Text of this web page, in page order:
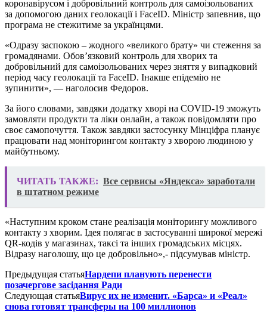
коронавірусом і добровільний контроль для самоізольованих
за допомогою даних геолокації і FaceID. Міністр запевнив, що
програма не стежитиме за українцями.
«Одразу заспокою – жодного «великого брату» чи стеження за
громадянами. Обов’язковий контроль для хворих та
добровільний для самоізольованих через зняття у випадковий
період часу геолокації та FaceID. Інакше епідемію не
зупинити», — наголосив Федоров.
За його словами, завдяки додатку хворі на COVID-19 зможуть
замовляти продукти та ліки онлайн, а також повідомляти про
своє самопочуття. Також завдяки застосунку Мінціфра планує
працювати над моніторингом контакту з хворою людиною у
майбутньому.
ЧИТАТЬ ТАКЖЕ: Все сервисы «Яндекса» заработали
в штатном режиме
«Наступним кроком стане реалізація моніторингу можливого
контакту з хворим. Ідея полягає в застосуванні широкої мережі
QR-кодів у магазинах, таксі та інших громадських місцях.
Відразу наголошу, що це добровільно»,- підсумував міністр.
Предыдущая статьяНардепи планують перенести
позачергове засідання Ради
Следующая статьяВирус их не изменит. «Барса» и «Реал»
снова готовят трансферы на 100 миллионов